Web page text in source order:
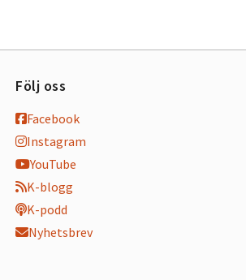
Följ oss
Facebook
Instagram
YouTube
K-blogg
K-podd
Nyhetsbrev